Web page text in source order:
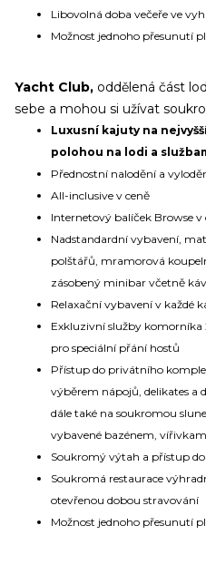
Libovolná doba večeře ve
Možnost jednoho přesunutí
Yacht Club, oddělená část
sebe a mohou si užívat
Luxusní kajuty na
polohou na lodi a
Přednostní nalodění a
All-inclusive v ceně
Internetový balíček Browse v
Nadstandardní vybavení,
polštářů, mramorová
zásobený minibar včetně
Relaxační vybavení v každé
Exkluzivní služby komorníka
pro speciální přání hostů
Přístup do privátního
výběrem nápojů, delikates a
dále také na soukromou
vybavené bazénem,
Soukromý výtah a přístup
Soukromá restaurace
otevřenou dobou stravování
Možnost jednoho přesunutí